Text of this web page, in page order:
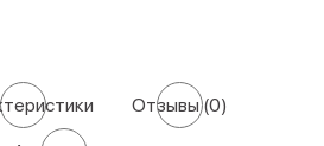
Отзывы(0)